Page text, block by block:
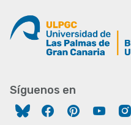
Síguenos en
FacebookPinterest